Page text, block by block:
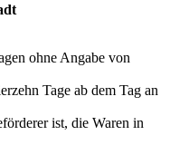
ohne Angabe von
Tage ab dem Tag an
ist, die Waren in